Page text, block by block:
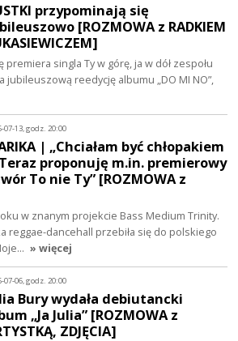
przypominają się
[ROZMOWA z RADKIEM
premiera singla Ty w górę, ja w dół zespołu
jubileuszową reedycję albumu „DO MI NO”,
07-13, godz. 20:00
| „Chciałam być chłopakiem
proponuję m.in. premierowy
To nie Ty” [ROZMOWA z
w znanym projekcie Bass Medium Trinity.
reggae-dancehall przebiła się do polskiego
» więcej
07-06, godz. 20:00
Bury wydała debiutancki
„Ja Julia” [ROZMOWA z
ZDJĘCIA]